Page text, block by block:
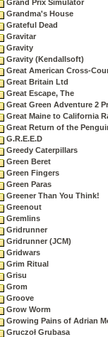
Grand Prix Simulator
Grandma's House
Grateful Dead
Gravitar
Gravity
Gravity (Kendallsoft)
Great American Cross-
Great Britain Ltd
Great Escape, The
Great Green Adventure 2
Great Maine to California
Great Return of the
G.R.E.E.D
Greedy Caterpillars
Green Beret
Green Fingers
Green Paras
Greener Than You Think!
Greenout
Gremlins
Gridrunner
Gridrunner (JCM)
Gridwars
Grim Ritual
Grisu
Grom
Groove
Grow Worm
Growing Pains of Adrian
Gruczoł Grubasa